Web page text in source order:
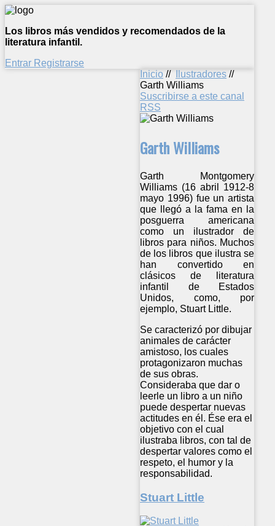
Los libros más vendidos y recomendados de la
literatura infantil.
Entrar Registrarse
Inicio // Ilustradores //
Garth Williams
Suscribirse a este canal
RSS
Garth Williams
Garth Montgomery
Williams (16 abril 1912-8
mayo 1996) fue un artista
que llegó a la fama en la
posguerra americana
como un ilustrador de
libros para niños. Muchos
de los libros que ilustra se
han convertido en
clásicos de literatura
infantil de Estados
Unidos, como, por
ejemplo, Stuart Little.
Se caracterizó por dibujar
animales de carácter
amistoso, los cuales
protagonizaron muchas
de sus obras.
Consideraba que dar o
leerle un libro a un niño
puede despertar nuevas
actitudes en él. Ése era el
objetivo con el cual
ilustraba libros, con tal de
despertar valores como el
respeto, el humor y la
responsabilidad.
Stuart Little